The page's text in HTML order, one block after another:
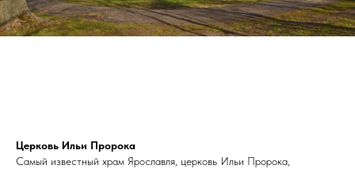
Церковь Ильи Пророка
Самый известный храм Ярославля, церковь Ильи Пророка,